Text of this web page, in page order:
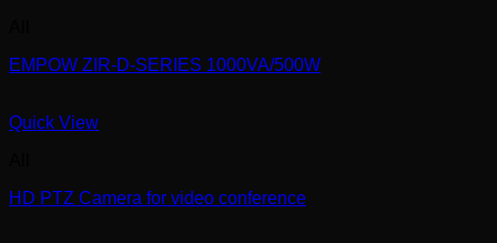
EMPOW ZIR-D-SERIES 1000VA/500W
Quick View
HD PTZ Camera for video conference